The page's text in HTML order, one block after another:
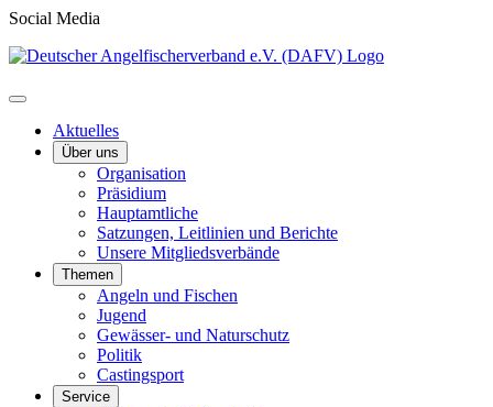
Social Media
Aktuelles
Über uns
Organisation
Präsidium
Hauptamtliche
Satzungen, Leitlinien und Berichte
Unsere Mitgliedsverbände
Themen
Angeln und Fischen
Jugend
Gewässer- und Naturschutz
Politik
Castingsport
Service